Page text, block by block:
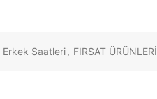
Erkek Saatleri, FIRSAT ÜRÜNLERİ